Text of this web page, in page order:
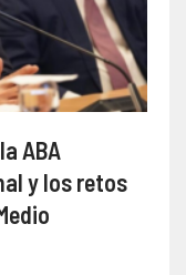
ABA
y los retos